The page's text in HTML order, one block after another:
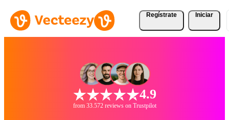
Regístrate Iniciar
4.9
from 33.572 reviews on Trustpilot